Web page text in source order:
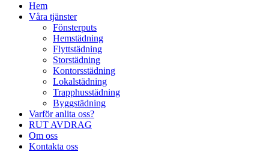
Hem
Våra tjänster
Fönsterputs
Hemstädning
Flyttstädning
Storstädning
Kontorsstädning
Lokalstädning
Trapphusstädning
Byggstädning
Varför anlita oss?
RUT AVDRAG
Om oss
Kontakta oss